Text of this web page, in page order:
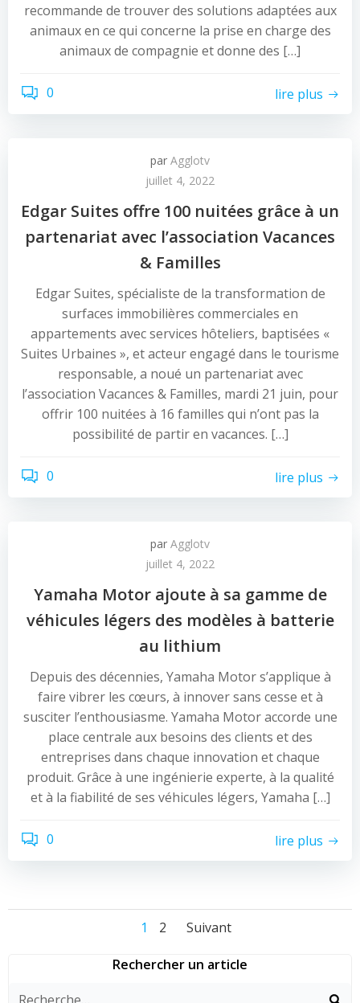
recommande de trouver des solutions adaptées aux
animaux en ce qui concerne la prise en charge des
animaux de compagnie et donne des […]
0 lire plus
par Agglotv
juillet 4, 2022
Edgar Suites offre 100 nuitées grâce à un
partenariat avec l’association Vacances
& Familles
Edgar Suites, spécialiste de la transformation de
surfaces immobilières commerciales en
appartements avec services hôteliers, baptisées «
Suites Urbaines », et acteur engagé dans le tourisme
responsable, a noué un partenariat avec
l’association Vacances & Familles, mardi 21 juin, pour
offrir 100 nuitées à 16 familles qui n’ont pas la
possibilité de partir en vacances. […]
0 lire plus
par Agglotv
juillet 4, 2022
Yamaha Motor ajoute à sa gamme de
véhicules légers des modèles à batterie
au lithium
Depuis des décennies, Yamaha Motor s’applique à
faire vibrer les cœurs, à innover sans cesse et à
susciter l’enthousiasme. Yamaha Motor accorde une
place centrale aux besoins des clients et des
entreprises dans chaque innovation et chaque
produit. Grâce à une ingénierie experte, à la qualité
et à la fiabilité de ses véhicules légers, Yamaha […]
0 lire plus
Navigation
des
Navigation
des
Page
1 Page
2
Navigation
des
Suivant
Rechercher un article